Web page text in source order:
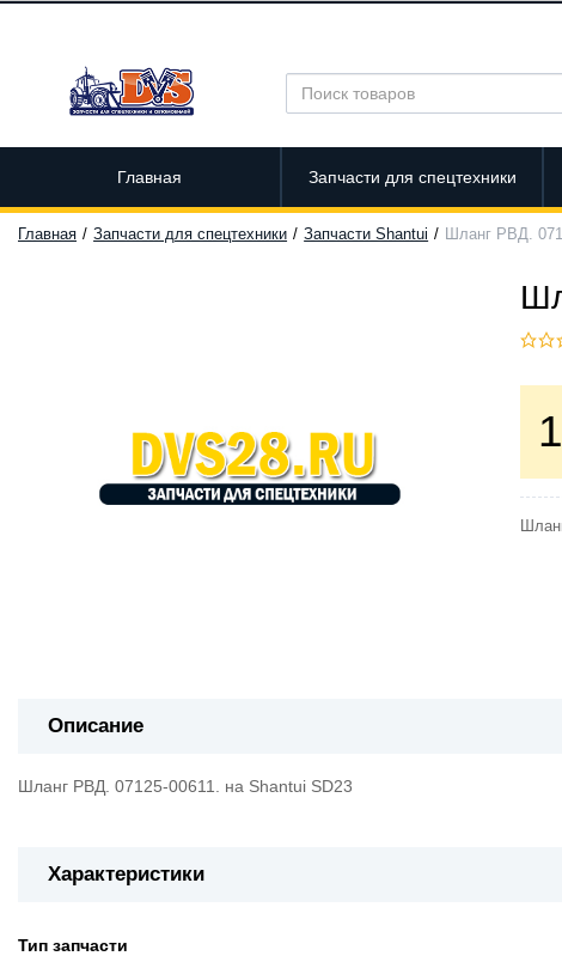
Главная Запчасти для спецтехники
Главная Запчасти для спецтехники Запчасти Shantui Шланг РВД.
Описание
Шланг РВД. 07125-00611. на Shantui SD23
Характеристики
Тип запчасти